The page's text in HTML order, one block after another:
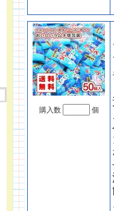
購入数 個